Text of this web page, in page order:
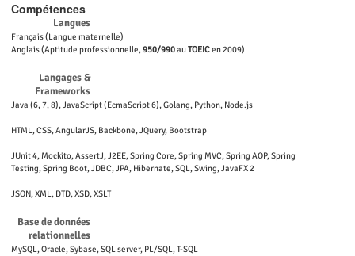
Compétences
Langues
Français (Langue maternelle)
Anglais (Aptitude professionnelle,950/990auTOEICen 2009)
Langages &
Frameworks
Java (6, 7, 8), JavaScript (EcmaScript 6), Golang, Python, Node.js
HTML, CSS, AngularJS, Backbone, JQuery, Bootstrap
JUnit 4, Mockito, AssertJ, J2EE, Spring Core, Spring MVC, Spring AOP, Spring
Testing, Spring Boot, JDBC, JPA, Hibernate, SQL, Swing, JavaFX 2
JSON, XML, DTD, XSD, XSLT
Base de données
relationnelles
MySQL, Oracle, Sybase, SQL server, PL/SQL, T-SQL